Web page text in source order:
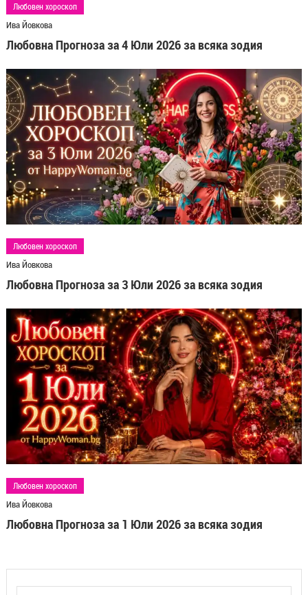
Любовен хороскоп
Ива Йовкова
Любовна Прогноза за 4 Юли 2026 за всяка зодия
Любовен хороскоп
Ива Йовкова
Любовна Прогноза за 3 Юли 2026 за всяка зодия
Любовен хороскоп
Ива Йовкова
Любовна Прогноза за 1 Юли 2026 за всяка зодия